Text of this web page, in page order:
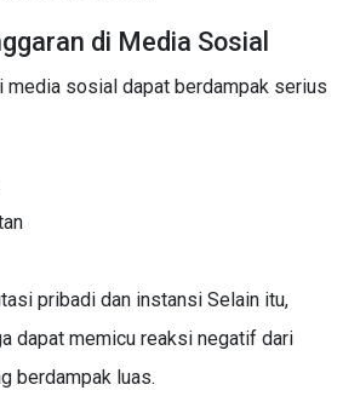
di Media Sosial
media sosial dapat berdampak serius
pribadi dan instansi Selain itu,
dapat memicu reaksi negatif dari
berdampak luas.